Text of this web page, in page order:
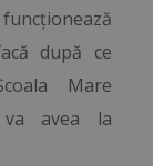
după ce
Mare
va avea la